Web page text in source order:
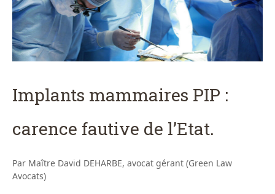
Implants mammaires PIP :
carence fautive de l’Etat.
Par Maître David DEHARBE, avocat gérant (Green Law
Avocats)